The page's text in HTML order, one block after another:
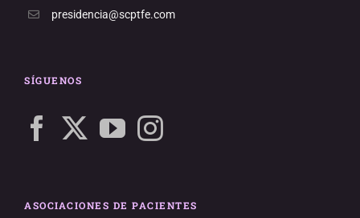
presidencia@scptfe.com
SÍGUENOS
ASOCIACIONES DE PACIENTES